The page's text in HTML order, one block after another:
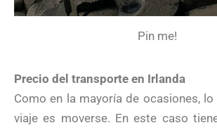
Pin me!
Precio del transporte en Irlanda
Como en la mayoría de ocasiones,
viaje es moverse. En este caso